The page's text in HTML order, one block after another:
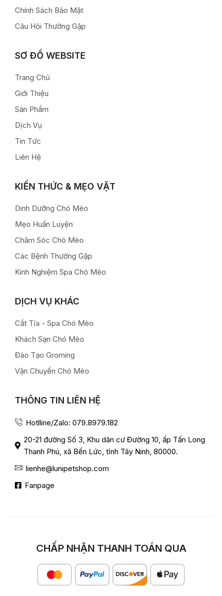
Chính Sách Bảo Mật
Câu Hỏi Thường Gặp
SƠ ĐỒ WEBSITE
Trang Chủ
Giới Thiệu
Sản Phẩm
Dịch Vụ
Tin Tức
Liên Hệ
KIẾN THỨC & MẸO VẶT
Dinh Dưỡng Chó Mèo
Mẹo Huấn Luyện
Chăm Sóc Chó Mèo
Các Bệnh Thường Gặp
Kinh Nghiệm Spa Chó Mèo
DỊCH VỤ KHÁC
Cắt Tỉa - Spa Chó Mèo
Khách Sạn Chó Mèo
Đào Tạo Groming
Vận Chuyển Chó Mèo
THÔNG TIN LIÊN HỆ
Hotlline/Zalo: 079.8979.182
20-21 đường Số 3, Khu dân cư Đường 10, ấp Tấn Long
Thanh Phú, xã Bến Lức, tỉnh Tây Ninh, 80000.
lienhe@lunipetshop.com
Fanpage
CHẤP NHẬN THANH TOÁN QUA